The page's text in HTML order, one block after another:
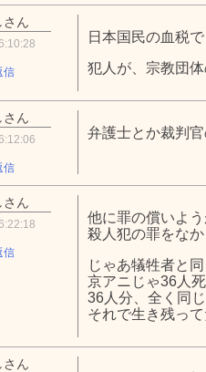
さん
信
日本国民の血税で
犯人が、宗教団
さん
信
弁護士とか裁判
さん
信
他に罪の償いよ
殺人犯の罪をな
じゃあ犠牲者と
京アニじゃ36人
36人分、全く同
それで生き残っ
さん